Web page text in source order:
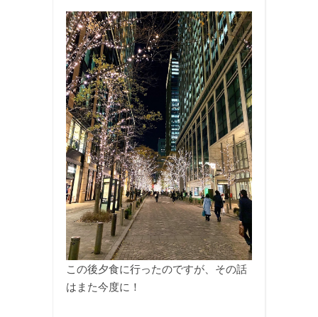
この後夕食に行ったのですが、その話
はまた今度に！